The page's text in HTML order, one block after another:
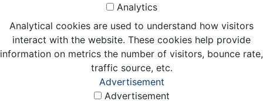
Analytics
Analytical cookies are used to understand how visitors
interact with the website. These cookies help provide
information on metrics the number of visitors, bounce rate,
traffic source, etc.
Advertisement
Advertisement